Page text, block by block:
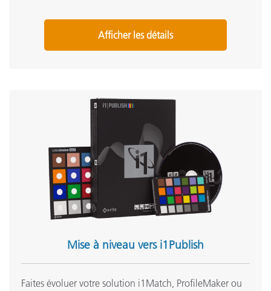
La théorie de la couleur : comprendre les nombres de la
Séminaire sur les fondamentaux de la couleur
See All Training
Afficher les détails
Mise à niveau vers i1Publish
Faites évoluer votre solution i1Match, ProfileMaker ou